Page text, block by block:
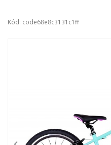
Kód: code68e8c3131c1ff